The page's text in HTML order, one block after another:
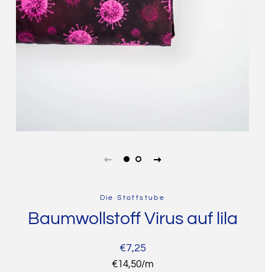
Die Stoffstube
Baumwollstoff Virus auf lila
Normaler
Preis
Sonderpreis
€7,25
Stückpreis
€14,50/pro
m